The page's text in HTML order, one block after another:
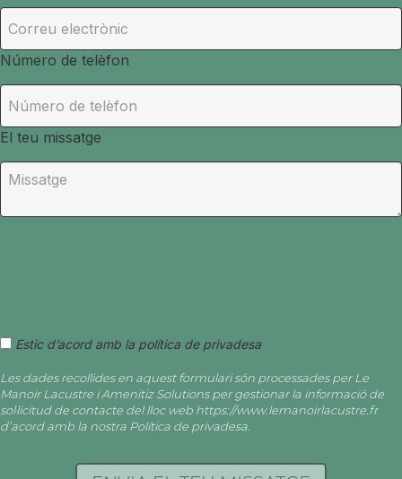
Número de telèfon
El teu missatge
Estic d’acord amb la política de privadesa
Les dades recollides en aquest formulari són processades per Le
Manoir Lacustre i Amenitiz Solutions per gestionar la informació de
sol·licitud de contacte del lloc web https://www.lemanoirlacustre.fr
d’acord amb la nostra Política de privadesa.